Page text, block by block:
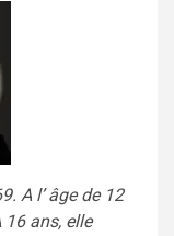
A l’ âge de 12
16 ans, elle